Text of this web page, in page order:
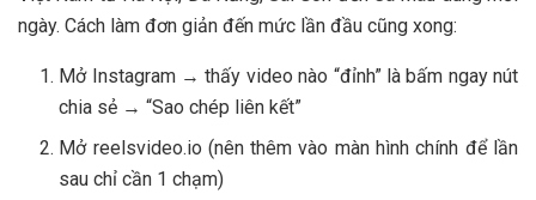
ngày. Cách làm đơn giản đến mức lần đầu cũng xong:
Mở Instagram → thấy video nào “đỉnh” là bấm ngay nút
chia sẻ → “Sao chép liên kết”
Mở reelsvideo.io (nên thêm vào màn hình chính để lần
sau chỉ cần 1 chạm)